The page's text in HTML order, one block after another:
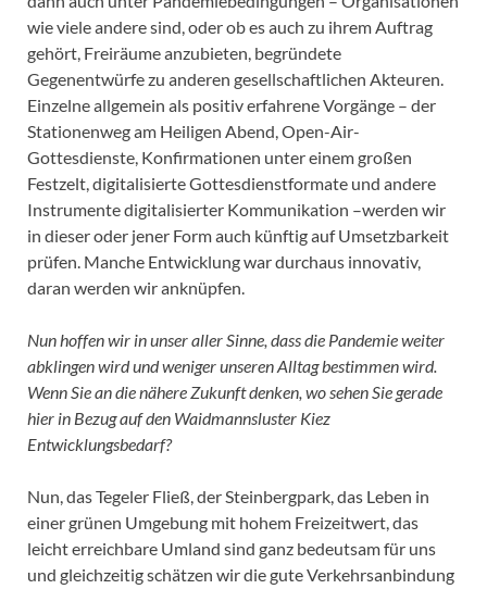
wie viele andere sind, oder ob es auch zu ihrem Auftrag
gehört, Freiräume anzubieten, begründete
Gegenentwürfe zu anderen gesellschaftlichen Akteuren.
Einzelne allgemein als positiv erfahrene Vorgänge – der
Stationenweg am Heiligen Abend, Open-Air-
Gottesdienste, Konfirmationen unter einem großen
Festzelt, digitalisierte Gottesdienstformate und andere
Instrumente digitalisierter Kommunikation –werden wir
in dieser oder jener Form auch künftig auf Umsetzbarkeit
prüfen. Manche Entwicklung war durchaus innovativ,
daran werden wir anknüpfen.
Nun hoffen wir in unser aller Sinne, dass die Pandemie weiter
abklingen wird und weniger unseren Alltag bestimmen wird.
Wenn Sie an die nähere Zukunft denken, wo sehen Sie gerade
hier in Bezug auf den Waidmannsluster Kiez
Entwicklungsbedarf?
Nun, das Tegeler Fließ, der Steinbergpark, das Leben in
einer grünen Umgebung mit hohem Freizeitwert, das
leicht erreichbare Umland sind ganz bedeutsam für uns
und gleichzeitig schätzen wir die gute Verkehrsanbindung